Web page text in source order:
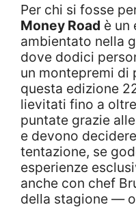
Per chi si fosse
Money Road è un
ambientato nella
dove dodici
un montepremi di
questa edizione
lievitati fino a
puntate grazie
e devono
tentazione, se
esperienze
anche con chef
della stagione —